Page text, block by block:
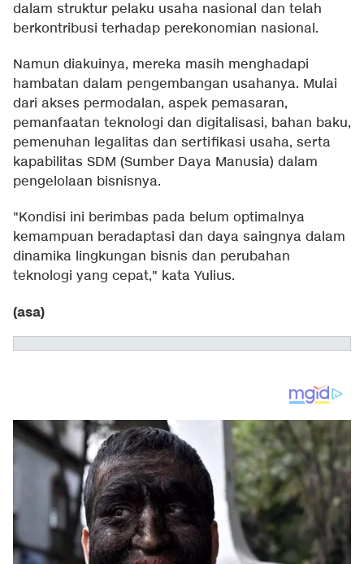
dalam struktur pelaku usaha nasional dan telah
berkontribusi terhadap perekonomian nasional.
Namun diakuinya, mereka masih menghadapi
hambatan dalam pengembangan usahanya. Mulai
dari akses permodalan, aspek pemasaran,
pemanfaatan teknologi dan digitalisasi, bahan baku,
pemenuhan legalitas dan sertifikasi usaha, serta
kapabilitas SDM (Sumber Daya Manusia) dalam
pengelolaan bisnisnya.
"Kondisi ini berimbas pada belum optimalnya
kemampuan beradaptasi dan daya saingnya dalam
dinamika lingkungan bisnis dan perubahan
teknologi yang cepat," kata Yulius.
(asa)